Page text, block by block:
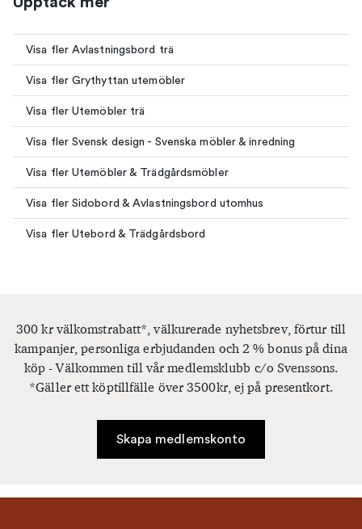
Visa fler Avlastningsbord trä
Visa fler Grythyttan utemöbler
Visa fler Utemöbler trä
Visa fler Svensk design - Svenska möbler & inredning
Visa fler Utemöbler & Trädgårdsmöbler
Visa fler Sidobord & Avlastningsbord utomhus
Visa fler Utebord & Trädgårdsbord
300 kr välkomstrabatt*, välkurerade nyhetsbrev, förtur till
kampanjer, personliga erbjudanden och 2 % bonus på dina
köp - Välkommen till vår medlemsklubb c/o Svenssons.
*Gäller ett köptillfälle över 3500kr, ej på presentkort.
Skapa medlemskonto